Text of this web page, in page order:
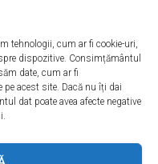
tehnologii, cum ar fi cookie-uri,
dispozitive. Consimțământul
date, cum ar fi
acest site. Dacă nu îți dai
dat poate avea afecte negative
Samsung PRAHOVA
service in